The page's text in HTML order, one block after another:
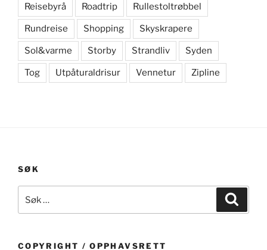
Reisebyrå Roadtrip Rullestoltrøbbel
Rundreise Shopping Skyskrapere
Sol&varme Storby Strandliv Syden
Tog Utpåturaldrisur Vennetur Zipline
SØK
etter:
COPYRIGHT / OPPHAVSRETT